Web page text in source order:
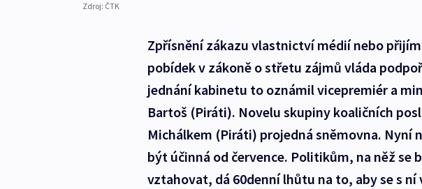
Zdroj: ČTK
Zpřísnění zákazu vlastnictví médií nebo
pobídek v zákoně o střetu zájmů vláda
jednání kabinetu to oznámil vicepremiér a
Bartoš (Piráti). Novelu skupiny koaličních
Michálkem (Piráti) projedná sněmovna. Nyní
být účinná od července. Politikům, na něž se
vztahovat, dá 60denní lhůtu na to, aby se s ní